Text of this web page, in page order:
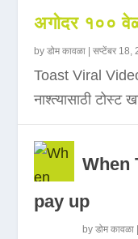
अगोदर १००
byडोम कावळा |सप्टेंबर 18,
Toast Viral
नाश्त्यासाठी
When
pay up
byडोम कावळा